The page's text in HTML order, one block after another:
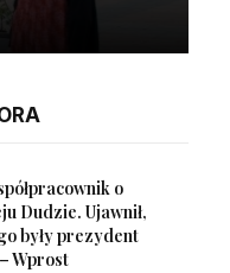
o
Dudzie. Ujawnił,
były prezydent
Wprost